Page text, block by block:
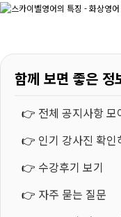
함께 보면 좋은 정
👉 전체 공지사항 모
👉 인기 강사진 확인
👉 수강후기 보기
👉 자주 묻는 질문